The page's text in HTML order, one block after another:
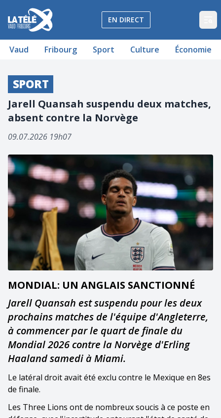
La Télé - Télévision régionale Vaud et Fribourg
EN DIRECT
Vaud Fribourg Sport Culture Économie
SPORT
Jarell Quansah suspendu deux matches,
absent contre la Norvège
09.07.2026 19h07
MONDIAL: UN ANGLAIS SANCTIONNÉ
Jarell Quansah est suspendu pour les deux
prochains matches de l'équipe d'Angleterre,
à commencer par le quart de finale du
Mondial 2026 contre la Norvège d'Erling
Haaland samedi à Miami.
Le latéral droit avait été exclu contre le Mexique en 8es
de finale.
Les Three Lions ont de nombreux soucis à ce poste en